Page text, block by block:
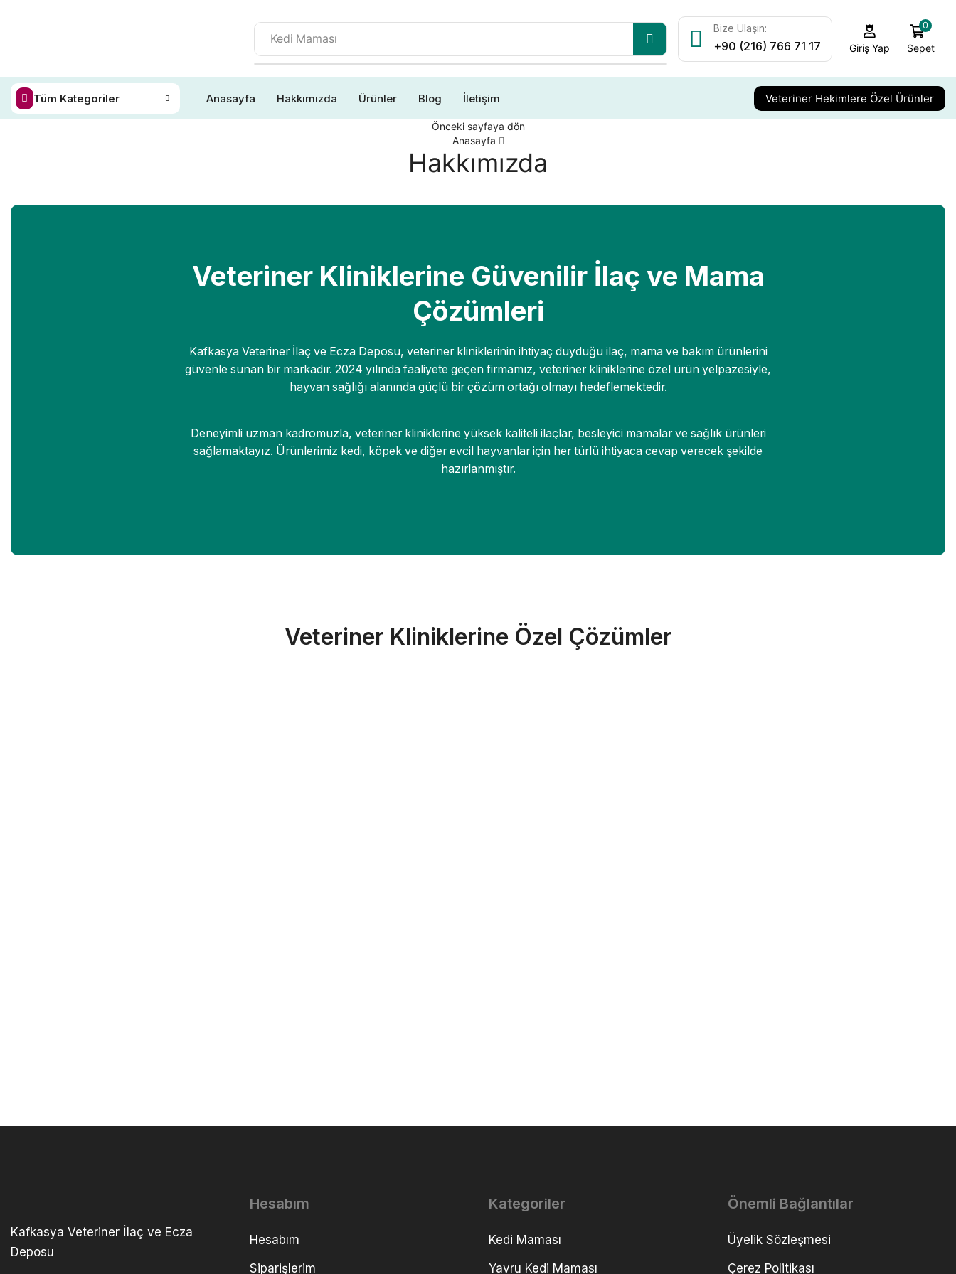
Kedi Maması
Bize Ulaşın:
+90 (216) 766 71 17 Giriş Yap
0
Sepet
Tüm Kategoriler Anasayfa Hakkımızda Ürünler Blog İletişim Veteriner Hekimlere Özel Ürünler
Önceki sayfaya dön
Anasayfa
Hakkımızda
Veteriner Kliniklerine Güvenilir İlaç ve Mama
Çözümleri
Kafkasya Veteriner İlaç ve Ecza Deposu, veteriner kliniklerinin ihtiyaç duyduğu ilaç, mama ve bakım ürünlerini
güvenle sunan bir markadır. 2024 yılında faaliyete geçen firmamız, veteriner kliniklerine özel ürün yelpazesiyle,
hayvan sağlığı alanında güçlü bir çözüm ortağı olmayı hedeflemektedir.
Deneyimli uzman kadromuzla, veteriner kliniklerine yüksek kaliteli ilaçlar, besleyici mamalar ve sağlık ürünleri
sağlamaktayız. Ürünlerimiz kedi, köpek ve diğer evcil hayvanlar için her türlü ihtiyaca cevap verecek şekilde
hazırlanmıştır.
Veteriner Kliniklerine Özel Çözümler
Kafkasya Veteriner İlaç ve Ecza
Deposu
Hesabım
Hesabım
Siparişlerim
Kategoriler
Kedi Maması
Yavru Kedi Maması
Önemli Bağlantılar
Üyelik Sözleşmesi
Çerez Politikası